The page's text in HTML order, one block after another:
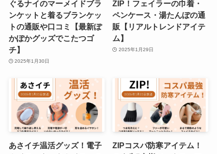
ぐるナイのマーメイドブラ
ンケットと着るブランケッ
トの通販や口コミ【最新ぽ
かぽかグッズでこたつゴ
チ】
2025年1月30日
ZIP！フェイラーの巾着・
ペンケース・湯たんぽの通
販【リアルトレンドアイテ
ム】
2025年1月29日
あさイチ温活グッズ！電子
ZIPコスパ防寒アイテム！